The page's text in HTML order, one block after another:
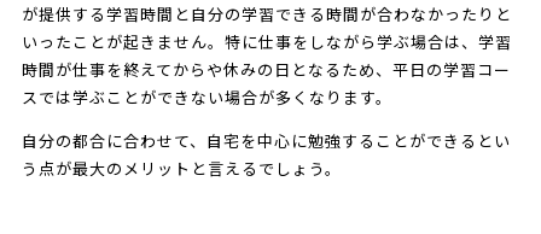
が提供する学習時間と自分の学習できる時間が合わなかったりと
いったことが起きません。特に仕事をしながら学ぶ場合は、学習
時間が仕事を終えてからや休みの日となるため、平日の学習コー
スでは学ぶことができない場合が多くなります。
自分の都合に合わせて、自宅を中心に勉強することができるとい
う点が最大のメリットと言えるでしょう。